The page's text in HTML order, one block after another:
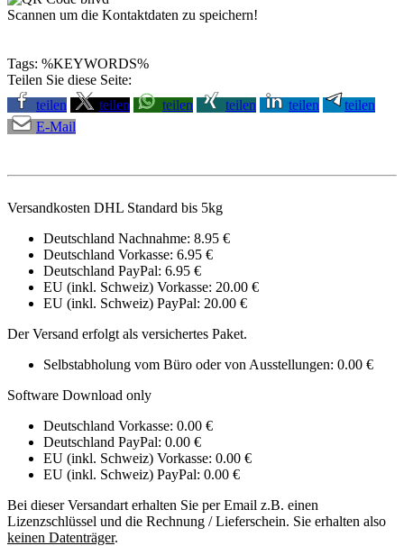
Scannen um die Kontaktdaten zu speichern!
Tags: %KEYWORDS%
Teilen Sie diese Seite:
teilen
teilen teilen teilen teilen
teilen
E-Mail
Versandkosten DHL Standard bis 5kg
Deutschland Nachnahme: 8.95 €
Deutschland Vorkasse: 6.95 €
Deutschland PayPal: 6.95 €
EU (inkl. Schweiz) Vorkasse: 20.00 €
EU (inkl. Schweiz) PayPal: 20.00 €
Der Versand erfolgt als versichertes Paket.
Selbstabholung vom Büro oder von Ausstellungen: 0.00 €
Software Download only
Deutschland Vorkasse: 0.00 €
Deutschland PayPal: 0.00 €
EU (inkl. Schweiz) Vorkasse: 0.00 €
EU (inkl. Schweiz) PayPal: 0.00 €
Bei dieser Versandart erhalten Sie per Email z.B. einen
Lizenzschlüssel und die Rechnung / Lieferschein. Sie erhalten also
keinen Datenträger.